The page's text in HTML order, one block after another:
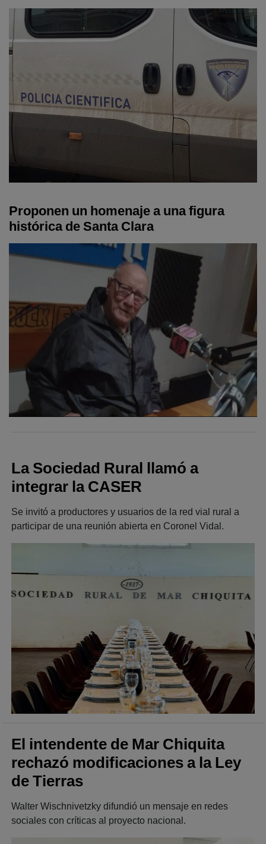
Proponen un homenaje a una figura
histórica de Santa Clara
La Sociedad Rural llamó a
integrar la CASER
Se invitó a productores y usuarios de la red vial rural a
participar de una reunión abierta en Coronel Vidal.
El intendente de Mar Chiquita
rechazó modificaciones a la Ley
de Tierras
Walter Wischnivetzky difundió un mensaje en redes
sociales con críticas al proyecto nacional.